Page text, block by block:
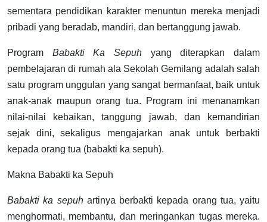
sementara pendidikan karakter menuntun mereka menjadi
pribadi yang beradab, mandiri, dan bertanggung jawab.
Program Babakti Ka Sepuh yang diterapkan dalam
pembelajaran di rumah ala Sekolah Gemilang adalah salah
satu program unggulan yang sangat bermanfaat, baik untuk
anak-anak maupun orang tua. Program ini menanamkan
nilai-nilai kebaikan, tanggung jawab, dan kemandirian
sejak dini, sekaligus mengajarkan anak untuk berbakti
kepada orang tua (babakti ka sepuh).
Makna Babakti ka Sepuh
Babakti ka sepuh artinya berbakti kepada orang tua, yaitu
menghormati, membantu, dan meringankan tugas mereka.